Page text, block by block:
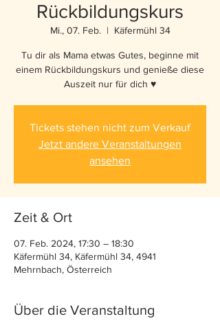
Rückbildungskurs
Mi., 07. Feb.
  |
Käfermühl 34
Tu dir als Mama etwas Gutes, beginne mit
einem Rückbildungskurs und genieße diese
Auszeit nur für dich ♥️
Tickets stehen nicht zum Verkauf
Jetzt andere Veranstaltungen
ansehen
Zeit & Ort
07. Feb. 2024, 17:30 – 18:30
Käfermühl 34, Käfermühl 34, 4941
Mehrnbach, Österreich
Über die Veranstaltung